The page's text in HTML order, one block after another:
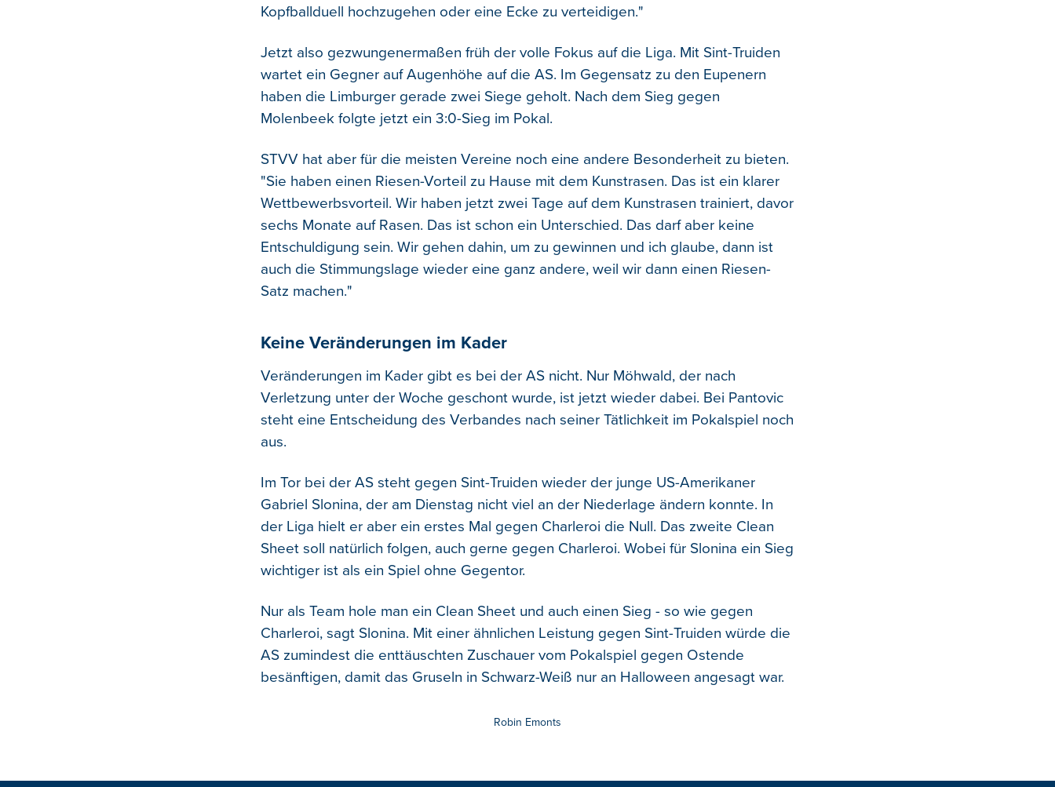
Kopfballduell hochzugehen oder eine Ecke zu verteidigen."
Jetzt also gezwungenermaßen früh der volle Fokus auf die Liga. Mit Sint-Truiden
wartet ein Gegner auf Augenhöhe auf die AS. Im Gegensatz zu den Eupenern
haben die Limburger gerade zwei Siege geholt. Nach dem Sieg gegen
Molenbeek folgte jetzt ein 3:0-Sieg im Pokal.
STVV hat aber für die meisten Vereine noch eine andere Besonderheit zu bieten.
"Sie haben einen Riesen-Vorteil zu Hause mit dem Kunstrasen. Das ist ein klarer
Wettbewerbsvorteil. Wir haben jetzt zwei Tage auf dem Kunstrasen trainiert, davor
sechs Monate auf Rasen. Das ist schon ein Unterschied. Das darf aber keine
Entschuldigung sein. Wir gehen dahin, um zu gewinnen und ich glaube, dann ist
auch die Stimmungslage wieder eine ganz andere, weil wir dann einen Riesen-
Satz machen."
Keine Veränderungen im Kader
Veränderungen im Kader gibt es bei der AS nicht. Nur Möhwald, der nach
Verletzung unter der Woche geschont wurde, ist jetzt wieder dabei. Bei Pantovic
steht eine Entscheidung des Verbandes nach seiner Tätlichkeit im Pokalspiel noch
aus.
Im Tor bei der AS steht gegen Sint-Truiden wieder der junge US-Amerikaner
Gabriel Slonina, der am Dienstag nicht viel an der Niederlage ändern konnte. In
der Liga hielt er aber ein erstes Mal gegen Charleroi die Null. Das zweite Clean
Sheet soll natürlich folgen, auch gerne gegen Charleroi. Wobei für Slonina ein Sieg
wichtiger ist als ein Spiel ohne Gegentor.
Nur als Team hole man ein Clean Sheet und auch einen Sieg - so wie gegen
Charleroi, sagt Slonina. Mit einer ähnlichen Leistung gegen Sint-Truiden würde die
AS zumindest die enttäuschten Zuschauer vom Pokalspiel gegen Ostende
besänftigen, damit das Gruseln in Schwarz-Weiß nur an Halloween angesagt war.
Robin Emonts